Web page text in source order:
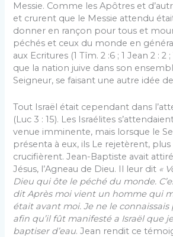
Messie. Comme les Apôtres et
et crurent que le Messie attendu
donner en rançon pour tous et
péchés et ceux du monde en
aux Ecritures (1 Tîm. 2 :6 ; 1 Jean 2 : 2
que la nation juive dans son
Seigneur, se faisant une autre idée
Tout Israël était cependant dans
(Luc 3 : 15). Les Israélites
venue imminente, mais lorsque le
présenta à eux, ils Le rejetèrent,
crucifièrent. Jean-Baptiste avait
Jésus, l’Agneau de Dieu. Il leur dit «
Dieu qui ôte le péché du monde.
dit Après moi vient un homme qui
était avant moi. Je ne le connaissais
afin qu’il fût manifesté a Israël que
baptiser d’eau. Jean rendit ce